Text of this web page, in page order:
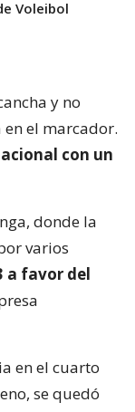
Voleibol
y no
el marcador.
con un
donde la
varios
a favor del
en el cuarto
se quedó